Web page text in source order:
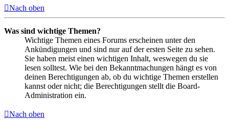
Nach oben
Was sind wichtige Themen?
Wichtige Themen eines Forums erscheinen unter den
Ankündigungen und sind nur auf der ersten Seite zu sehen.
Sie haben meist einen wichtigen Inhalt, weswegen du sie
lesen solltest. Wie bei den Bekanntmachungen hängt es von
deinen Berechtigungen ab, ob du wichtige Themen erstellen
kannst oder nicht; die Berechtigungen stellt die Board-
Administration ein.
Nach oben